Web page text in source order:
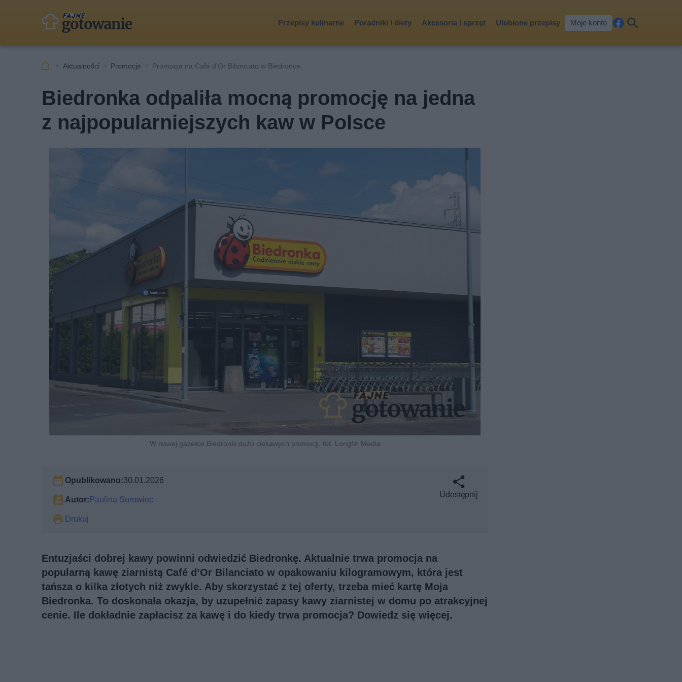
Przepisy kulinarne Poradniki i diety Akcesoria i sprzęt Ulubione przepisy Moje konto
cebkaj
Aktualności Promocje Promocja na Café d’Or Bilanciato w Biedronce
Biedronka odpaliła mocną promocję na jedna
z najpopularniejszych kaw w Polsce
W nowej gazetce Biedronki dużo ciekawych promocji, fot. Longfin Media
Opublikowano:30.01.2026
Autor:Paulina Surowiec
Drukuj
Udostępnij
Entuzjaści dobrej kawy powinni odwiedzić Biedronkę. Aktualnie trwa promocja na
popularną kawę ziarnistą Café d’Or Bilanciato w opakowaniu kilogramowym, która jest
tańsza o kilka złotych niż zwykle. Aby skorzystać z tej oferty, trzeba mieć kartę Moja
Biedronka. To doskonała okazja, by uzupełnić zapasy kawy ziarnistej w domu po atrakcyjnej
cenie. Ile dokładnie zapłacisz za kawę i do kiedy trwa promocja? Dowiedz się więcej.